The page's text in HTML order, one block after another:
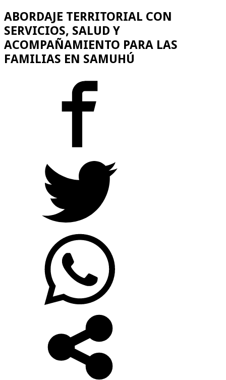
ABORDAJE TERRITORIAL CON
SERVICIOS, SALUD Y
ACOMPAÑAMIENTO PARA LAS
FAMILIAS EN SAMUHÚ